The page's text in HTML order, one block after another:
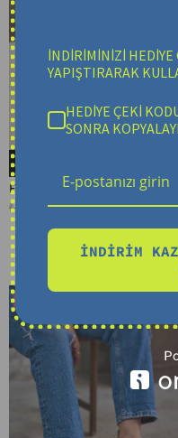
₺2.399,90
₺3.499,90
İndirim
%16İndirim
İNDİRİMİNİZİ
HEDİYE ÇEKİ
SONRA
İNDİRİM